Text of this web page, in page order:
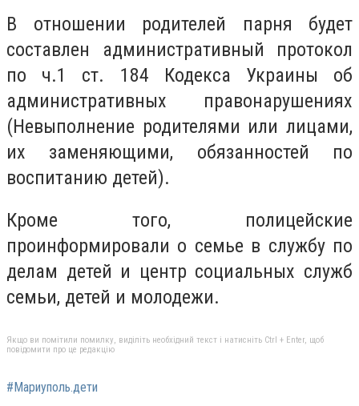
В отношении родителей парня будет
составлен административный протокол
по ч.1 ст. 184 Кодекса Украины об
административных правонарушениях
(Невыполнение родителями или лицами,
их заменяющими, обязанностей по
воспитанию детей).
Кроме того, полицейские
проинформировали о семье в службу по
делам детей и центр социальных служб
семьи, детей и молодежи.
Якщо ви помітили помилку, виділіть необхідний текст і натисніть Ctrl + Enter, щоб
повідомити про це редакцію
#Мариуполь.дети